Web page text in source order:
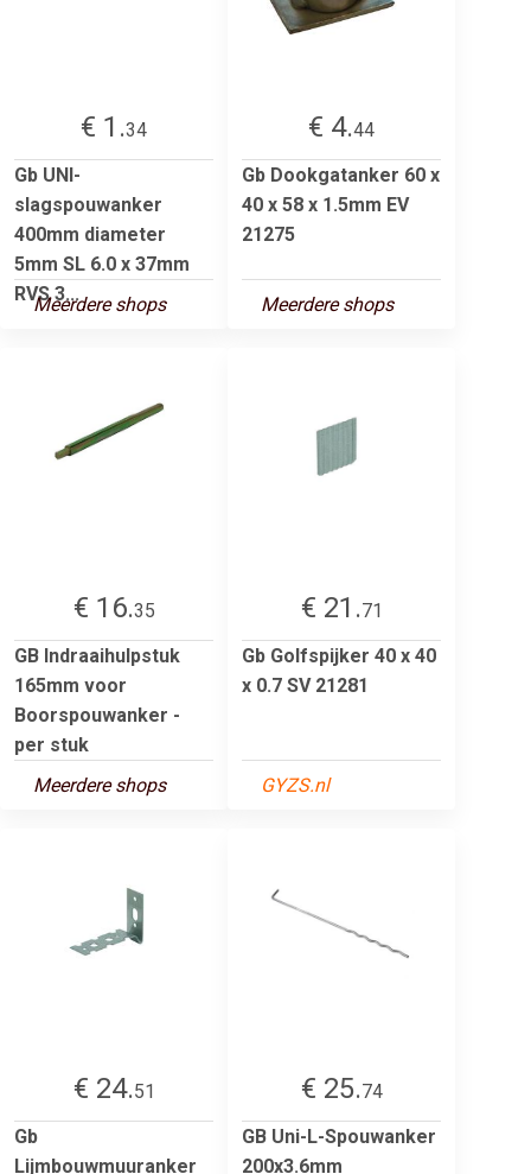
€ 1.34
Gb UNI-
slagspouwanker
400mm diameter
5mm SL 6.0 x 37mm
RVS 3...
Meerdere shops
€ 4.44
Gb Dookgatanker 60 x
40 x 58 x 1.5mm EV
21275
Meerdere shops
€ 16.35
GB Indraaihulpstuk
165mm voor
Boorspouwanker -
per stuk
Meerdere shops
€ 21.71
Gb Golfspijker 40 x 40
x 0.7 SV 21281
GYZS.nl
€ 24.51
Gb
Lijmbouwmuuranker
€ 25.74
GB Uni-L-Spouwanker
200x3.6mm